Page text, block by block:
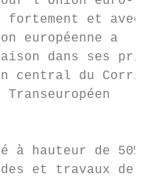
fortement et
européenne
dans ses
central du
Transeuropéen
à hauteur de 50%
et travaux de